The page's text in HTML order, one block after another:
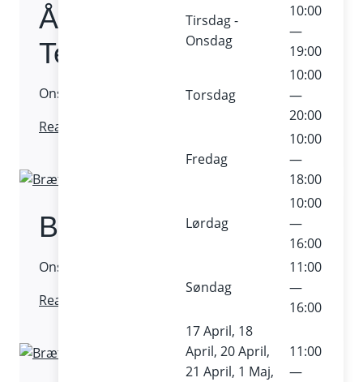
Tirsdag -
Onsdag
10:00
—
19:00
Torsdag
10:00
—
20:00
Fredag
10:00
—
18:00
Lørdag
10:00
—
16:00
Søndag
11:00
—
16:00
17 April, 18
April, 20 April,
21 April, 1 Maj,
11:00
—
Åbent Værksted –
Tegning
Onsdag 11. februar 2026 / Fri entré
Read More
Brætspil & bålhygge
Onsdag 11. februar 2026 / Fri entré
Read More